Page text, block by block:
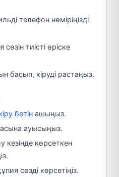
телефон нөміріңізді
тиісті өріске
басып, кіруді растаңыз.
бетін ашыңыз.
ауысыңыз.
кезінде көрсеткен
сөзді көрсетіңіз.